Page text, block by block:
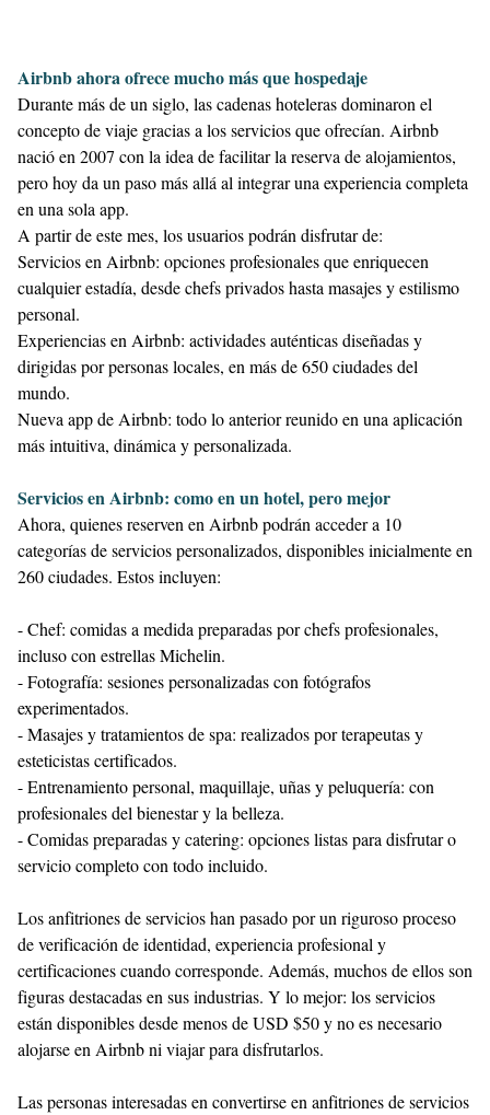
Airbnb ahora ofrece mucho más que hospedaje
Durante más de un siglo, las cadenas hoteleras dominaron el
concepto de viaje gracias a los servicios que ofrecían. Airbnb
nació en 2007 con la idea de facilitar la reserva de alojamientos,
pero hoy da un paso más allá al integrar una experiencia completa
en una sola app.
A partir de este mes, los usuarios podrán disfrutar de:
Servicios en Airbnb: opciones profesionales que enriquecen
cualquier estadía, desde chefs privados hasta masajes y estilismo
personal.
Experiencias en Airbnb: actividades auténticas diseñadas y
dirigidas por personas locales, en más de 650 ciudades del
mundo.
Nueva app de Airbnb: todo lo anterior reunido en una aplicación
más intuitiva, dinámica y personalizada.
Servicios en Airbnb: como en un hotel, pero mejor
Ahora, quienes reserven en Airbnb podrán acceder a 10
categorías de servicios personalizados, disponibles inicialmente en
260 ciudades. Estos incluyen:
- Chef: comidas a medida preparadas por chefs profesionales,
incluso con estrellas Michelin.
- Fotografía: sesiones personalizadas con fotógrafos
experimentados.
- Masajes y tratamientos de spa: realizados por terapeutas y
esteticistas certificados.
- Entrenamiento personal, maquillaje, uñas y peluquería: con
profesionales del bienestar y la belleza.
- Comidas preparadas y catering: opciones listas para disfrutar o
servicio completo con todo incluido.
Los anfitriones de servicios han pasado por un riguroso proceso
de verificación de identidad, experiencia profesional y
certificaciones cuando corresponde. Además, muchos de ellos son
figuras destacadas en sus industrias. Y lo mejor: los servicios
están disponibles desde menos de USD $50 y no es necesario
alojarse en Airbnb ni viajar para disfrutarlos.
Las personas interesadas en convertirse en anfitriones de servicios